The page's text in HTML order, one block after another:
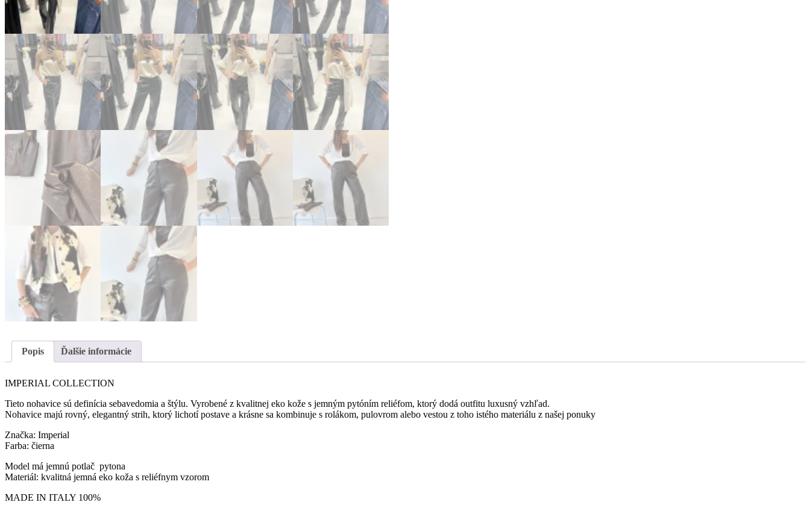
Popis Ďalšie informácie
IMPERIAL COLLECTION
Tieto nohavice sú definícia sebavedomia a štýlu. Vyrobené z kvalitnej eko kože s jemným pytóním reliéfom, ktorý dodá outfitu luxusný vzhľad.
Nohavice majú rovný, elegantný strih, ktorý lichotí postave a krásne sa kombinuje s rolákom, pulovrom alebo vestou z toho istého materiálu z našej ponuky
Značka: Imperial
Farba: čierna
Model má jemnú potlač pytona
Materiál: kvalitná jemná eko koža s reliéfnym vzorom
MADE IN ITALY 100%